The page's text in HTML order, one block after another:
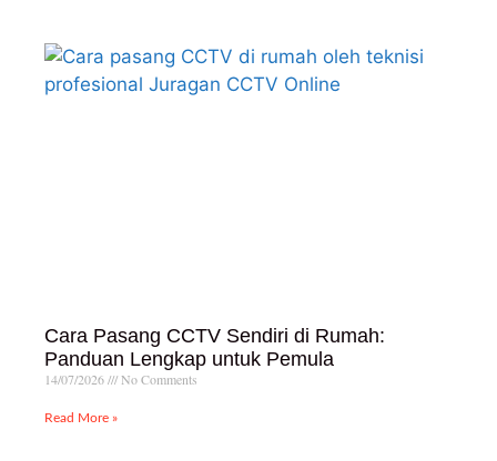
Cara Pasang CCTV Sendiri di Rumah:
Panduan Lengkap untuk Pemula
14/07/2026 No Comments
Read More »